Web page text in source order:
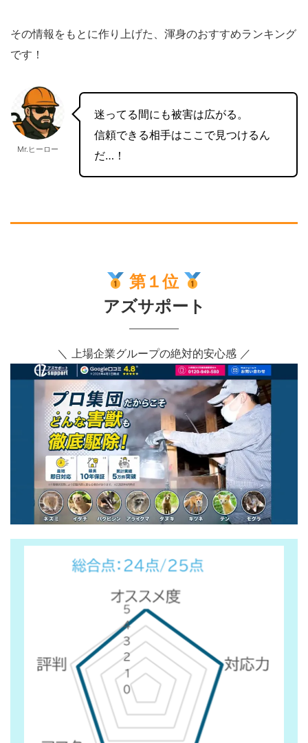
その情報をもとに作り上げた、渾身のおすすめランキング
です！
Mr.ヒーロー
迷ってる間にも被害は広がる。
信頼できる相手はここで見つけるん
だ…！
第１位
アズサポート
＼ 上場企業グループの絶対的安心感 ／